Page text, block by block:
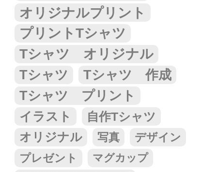
オリジナルプリント
プリントTシャツ
Tシャツ オリジナル
Tシャツ
Tシャツ 作成
Tシャツ プリント
イラスト 自作Tシャツ
オリジナル 写真
デザイン
プレゼント
マグカップ